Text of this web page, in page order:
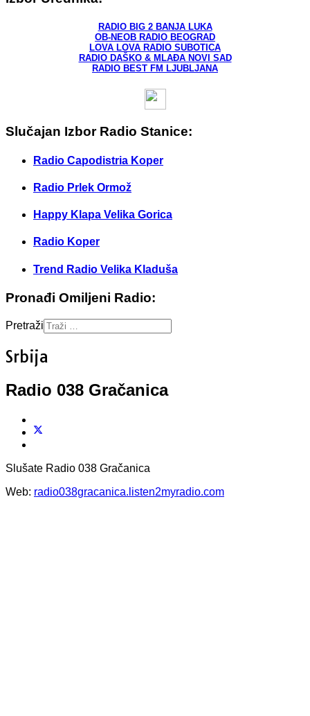
RADIO BIG 2 BANJA LUKA
OB-NEOB RADIO BEOGRAD
LOVA LOVA RADIO SUBOTICA
RADIO DAŠKO & MLAĐA NOVI SAD
RADIO BEST FM LJUBLJANA
Slučajan Izbor Radio Stanice:
Radio Capodistria Koper
Radio Prlek Ormož
Happy Klapa Velika Gorica
Radio Koper
Trend Radio Velika Kladuša
Pronađi Omiljeni Radio:
Pretraži
Srbija
Radio 038 Gračanica
Slušate Radio 038 Gračanica
Web: radio038gracanica.listen2myradio.com